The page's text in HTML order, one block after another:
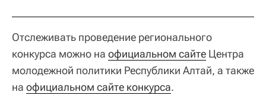
Отслеживать проведение регионального
конкурса можно на официальном сайте Центра
молодежной политики Республики Алтай, а также
на официальном сайте конкурса.